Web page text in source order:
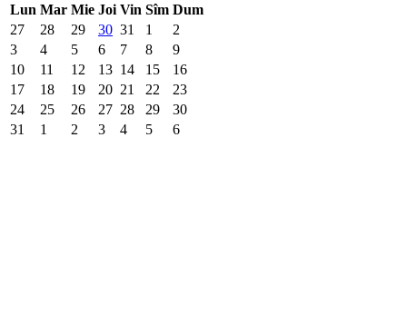
Lun Mar Mie Joi Vin Sîm Dum
27
28 29 30 31 1
2
3
4 5 6 7 8
9
10
11 12 13 14 15
16
17
18 19 20 21 22
23
24
25 26 27 28 29
30
31
1 2 3 4 5 6